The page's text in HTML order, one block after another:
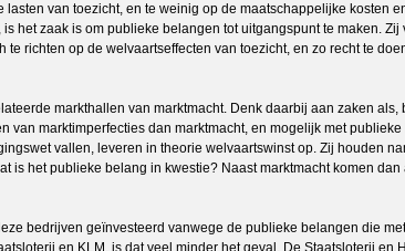
van toezicht, en te weinig op de maatschappelijke kosten
het zaak is om publieke belangen tot uitgangspunt te maken.
richten op de welvaartseffecten van toezicht, en zo recht te
markthallen van marktmacht. Denk daarbij aan zaken
marktimperfecties dan marktmacht, en mogelijk met
vallen, leveren in theorie welvaartswinst op. Zij houden
het publieke belang in kwestie? Naast marktmacht komen
bedrijven geïnvesteerd vanwege de publieke belangen die
en KLM, is dat veel minder het geval. De Staatsloterij en